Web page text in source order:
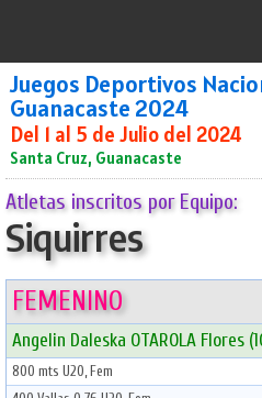
Juegos Deportivos
Guanacaste 2024
Del 1 al 5 de Julio del 2024
Santa Cruz, Guanacaste
Atletas inscritos por Equipo:
Siquirres
FEMENINO
Angelin Daleska OTAROLA Flores
800 mts U20, Fem